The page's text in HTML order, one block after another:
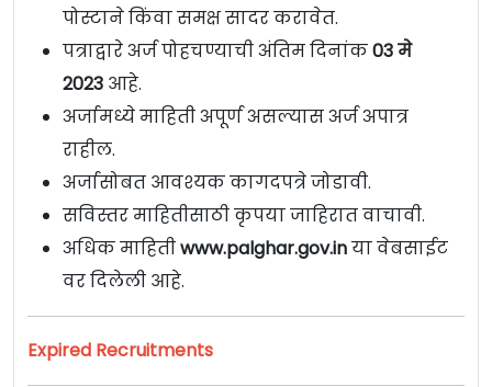
पोस्टाने किंवा समक्ष सादर करावेत.
पत्राद्वारे अर्ज पोहचण्याची अंतिम दिनांक03 मे
2023 आहे.
अर्जामध्ये माहिती अपूर्ण असल्यास अर्ज अपात्र
राहील.
अर्जासोबत आवश्यक कागदपत्रे जोडावी.
सविस्तर माहितीसाठी कृपया जाहिरात वाचावी.
अधिक माहितीwww.palghar.gov.inया वेबसाईट
वर दिलेली आहे.
Expired Recruitments